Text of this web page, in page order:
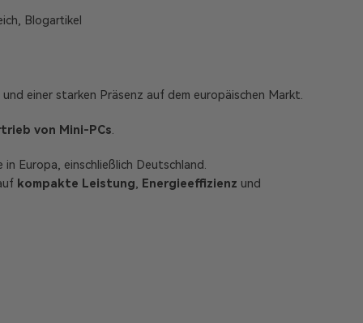
Blogartikel
einer starken Präsenz auf dem europäischen Markt.
von Mini-PCs.
Europa, einschließlich Deutschland.
kompakte Leistung, Energieeffizienz und